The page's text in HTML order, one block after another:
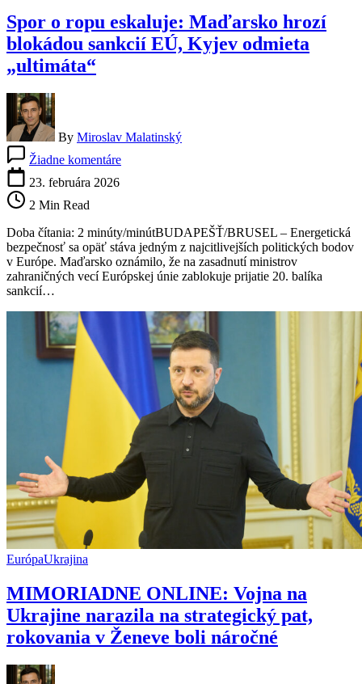
Spor o ropu eskaluje: Maďarsko hrozí
blokádou sankcií EÚ, Kyjev odmieta
„ultimáta“
By Miroslav Malatinský
Žiadne komentáreSpor
hrozí
blokádou
sankcií
EÚ,
odmieta
„ultimáta“
23. februára 2026
2 Min Read
Doba čítania: 2 minúty/minútBUDAPEŠŤ/BRUSEL – Energetická
bezpečnosť sa opäť stáva jedným z najcitlivejších politických bodov
v Európe. Maďarsko oznámilo, že na zasadnutí ministrov
zahraničných vecí Európskej únie zablokuje prijatie 20. balíka
sankcií…
EurópaUkrajina
MIMORIADNE ONLINE: Vojna na
Ukrajine narazila na strategický pat,
rokovania v Ženeve boli náročné